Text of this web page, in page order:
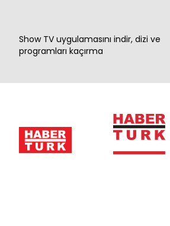
Show TV uygulamasını indir, dizi ve
programları kaçırma